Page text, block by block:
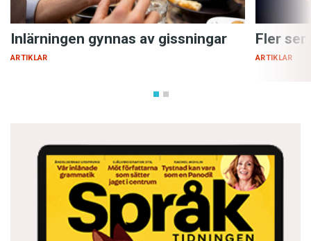
Inlärningen gynnas av gissningar
ARTIKLAR
Fler
ARTIKLAR